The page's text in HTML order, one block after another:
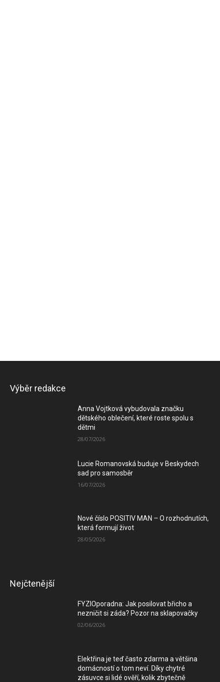
Výběr redakce
Anna Vojtková vybudovala značku
dětského oblečení, které roste spolu s
dětmi
28/07/2026
Lucie Romanovská buduje v Beskydech
sad pro samosběr
16/07/2026
Nové číslo POSITIV MAN – O rozhodnutích,
která formují život
28/05/2026
Nejčtenější
FYZIOporadna: Jak posilovat břicho a
nezničit si záda? Pozor na sklapovačky
02/06/2026
Elektřina je teď často zdarma a většina
domácností o tom neví. Díky chytré
zásuvce si lidé ověří, kolik zbytečně